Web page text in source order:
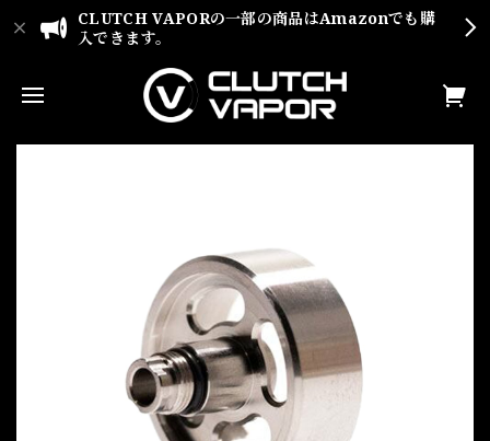
CLUTCH VAPORの一部の商品はAmazonでも購
入できます。